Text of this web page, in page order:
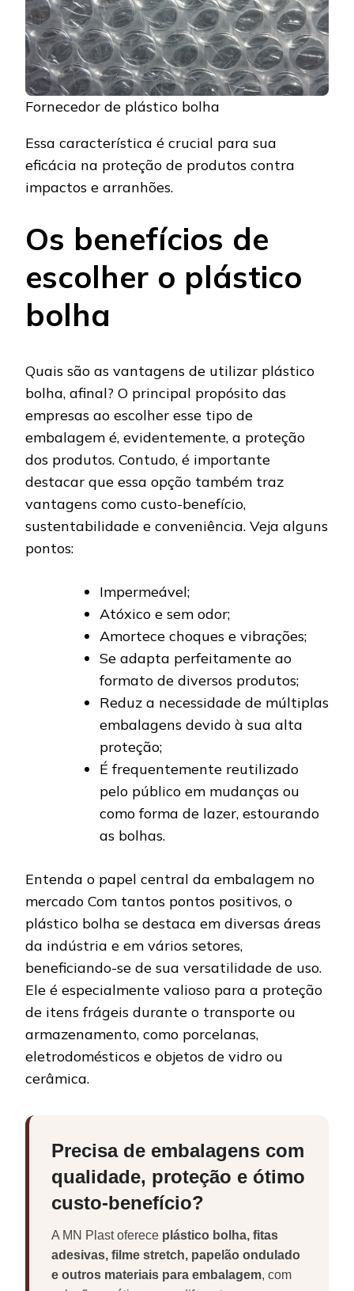
Fornecedor de plástico bolha
Essa característica é crucial para sua
eficácia na proteção de produtos contra
impactos e arranhões.
Os benefícios de
escolher o plástico
bolha
Quais são as vantagens de utilizar plástico
bolha, afinal? O principal propósito das
empresas ao escolher esse tipo de
embalagem é, evidentemente, a proteção
dos produtos. Contudo, é importante
destacar que essa opção também traz
vantagens como custo-benefício,
sustentabilidade e conveniência. Veja alguns
pontos:
Impermeável;
Atóxico e sem odor;
Amortece choques e vibrações;
Se adapta perfeitamente ao
formato de diversos produtos;
Reduz a necessidade de múltiplas
embalagens devido à sua alta
proteção;
É frequentemente reutilizado
pelo público em mudanças ou
como forma de lazer, estourando
as bolhas.
Entenda o papel central da embalagem no
mercado Com tantos pontos positivos, o
plástico bolha se destaca em diversas áreas
da indústria e em vários setores,
beneficiando-se de sua versatilidade de uso.
Ele é especialmente valioso para a proteção
de itens frágeis durante o transporte ou
armazenamento, como porcelanas,
eletrodomésticos e objetos de vidro ou
cerâmica.
Precisa de embalagens com
qualidade, proteção e ótimo
custo-benefício?
A MN Plast oferece plástico bolha, fitas
adesivas, filme stretch, papelão ondulado
e outros materiais para embalagem, com